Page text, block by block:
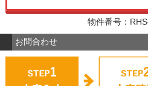
物件番号：
お問合わせ